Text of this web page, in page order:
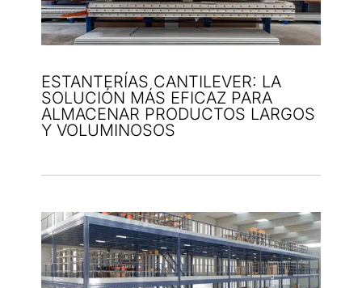
ESTANTERÍAS CANTILEVER: LA
SOLUCIÓN MÁS EFICAZ PARA
ALMACENAR PRODUCTOS LARGOS
Y VOLUMINOSOS